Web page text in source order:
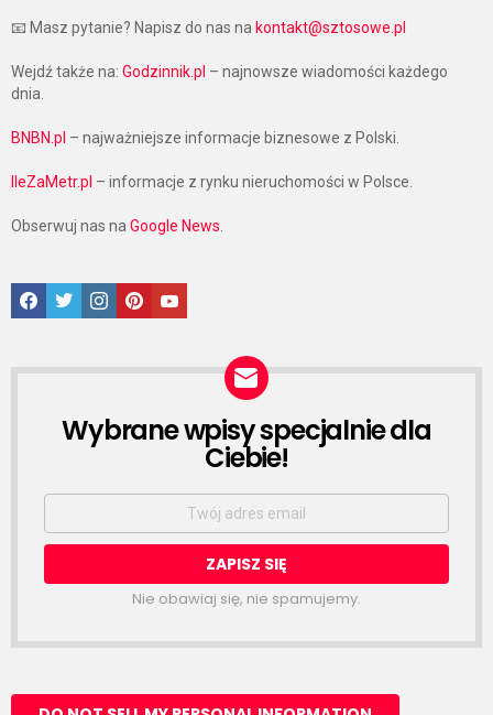
📧 Masz pytanie? Napisz do nas na kontakt@sztosowe.pl
Wejdź także na: Godzinnik.pl – najnowsze wiadomości każdego
dnia.
BNBN.pl – najważniejsze informacje biznesowe z Polski.
IleZaMetr.pl – informacje z rynku nieruchomości w Polsce.
Obserwuj nas na Google News
Facebook
TwitterInstagramPinterestGoogle News
NEWSLETTER
Wybrane wpisy specjalnie dla
Ciebie!
Email
Nie obawiaj się, nie spamujemy.